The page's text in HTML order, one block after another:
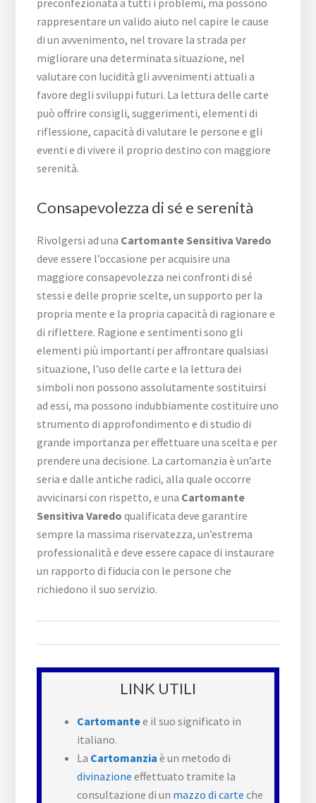
preconfezionata a tutti i problemi, ma possono
rappresentare un valido aiuto nel capire le cause
di un avvenimento, nel trovare la strada per
migliorare una determinata situazione, nel
valutare con lucidità gli avvenimenti attuali a
favore degli sviluppi futuri. La lettura delle carte
può offrire consigli, suggerimenti, elementi di
riflessione, capacità di valutare le persone e gli
eventi e di vivere il proprio destino con maggiore
serenità.
Consapevolezza di sé e serenità
Rivolgersi ad una Cartomante Sensitiva Varedo
deve essere l’occasione per acquisire una
maggiore consapevolezza nei confronti di sé
stessi e delle proprie scelte, un supporto per la
propria mente e la propria capacità di ragionare e
di riflettere. Ragione e sentimenti sono gli
elementi più importanti per affrontare qualsiasi
situazione, l’uso delle carte e la lettura dei
simboli non possono assolutamente sostituirsi
ad essi, ma possono indubbiamente costituire uno
strumento di approfondimento e di studio di
grande importanza per effettuare una scelta e per
prendere una decisione. La cartomanzia è un’arte
seria e dalle antiche radici, alla quale occorre
avvicinarsi con rispetto, e una Cartomante
Sensitiva Varedo qualificata deve garantire
sempre la massima riservatezza, un’estrema
professionalità e deve essere capace di instaurare
un rapporto di fiducia con le persone che
richiedono il suo servizio.
LINK UTILI
Cartomantee il suo significato in
italiano.
La Cartomanzia è un metodo di
divinazione effettuato tramite la
consultazione di un mazzo di carte che